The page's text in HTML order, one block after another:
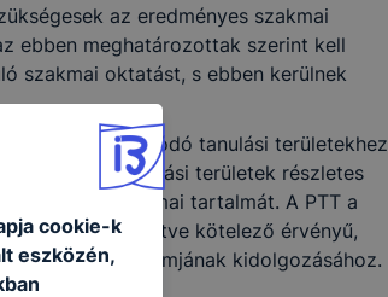
az eredményes szakmai
ebben meghatározottak szerint kell
szakmai oktatást, s ebben kerülnek
kapcsolódó tanulási területekhez
a tanulási területek részletes
ajánlott szakmai tartalmát. A PTT a
számát tekintve kötelező érvényű,
szakmai programjának kidolgozásához.
cookie-k
eszközén,